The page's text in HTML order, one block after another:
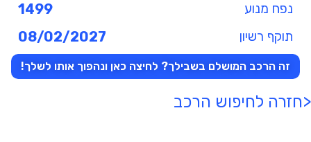
נפח מנוע 1499
תוקף רשיון 08/02/2027
זה הרכב המושלם בשבילך? לחיצה כאן ונהפוך אותו לשלך!
<חזרה לחיפוש הרכב